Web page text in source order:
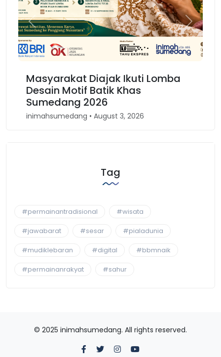
Diajak Ikuti Lomba
Batik Khas
2026
• August 3, 2026
Karnaval
Previous Next
Tag
#permainantradisional #wisata
#jawabarat #sesar #pialadunia
#mudiklebaran #digital #bbmnaik
#permainanrakyat #sahur
© 2025 inimahsumedang. All rights reserved.